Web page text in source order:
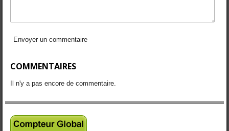
Envoyer un commentaire
COMMENTAIRES
Il n'y a pas encore de commentaire.